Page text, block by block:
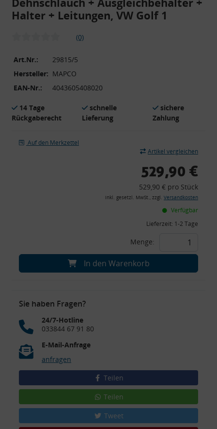
Halter + Leitungen, VW Golf 1
(0)
Art.Nr.:
29815/5
Hersteller: MAPCO
EAN-Nr.:
4043605408020
14 Tage
Rückgaberecht
schnelle
Lieferung
sichere
Zahlung
Auf den Merkzettel
Artikel vergleichen
529,90 €
529,90 € pro Stück
inkl. gesetzl. MwSt., zzgl. Versandkosten
Verfügbar
Lieferzeit: 1-2 Tage
Menge:
In den Warenkorb
Sie haben Fragen?
24/7-Hotline
033844 67 91 80
E-Mail-Anfrage
anfragen
Teilen
Teilen
Tweet